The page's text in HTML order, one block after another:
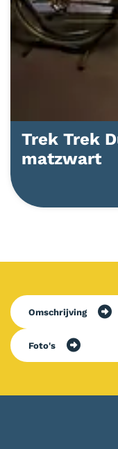
Trek Trek
matzwart
Omschrijving
Foto's